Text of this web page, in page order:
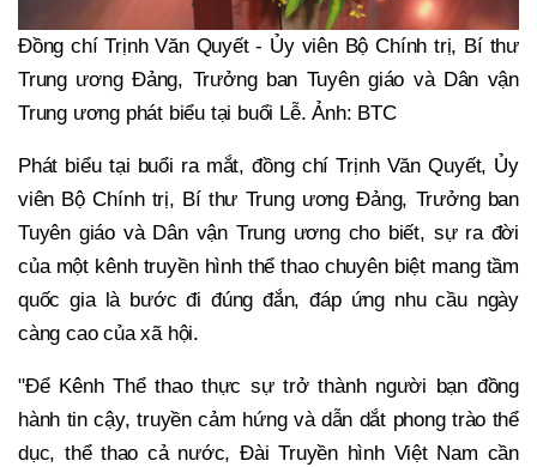
Đồng chí Trịnh Văn Quyết - Ủy viên Bộ Chính trị, Bí thư
Trung ương Đảng, Trưởng ban Tuyên giáo và Dân vận
Trung ương phát biểu tại buổi Lễ. Ảnh: BTC
Phát biểu tại buổi ra mắt, đồng chí Trịnh Văn Quyết, Ủy
viên Bộ Chính trị, Bí thư Trung ương Đảng, Trưởng ban
Tuyên giáo và Dân vận Trung ương cho biết, sự ra đời
của một kênh truyền hình thể thao chuyên biệt mang tầm
quốc gia là bước đi đúng đắn, đáp ứng nhu cầu ngày
càng cao của xã hội.
"Để Kênh Thể thao thực sự trở thành người bạn đồng
hành tin cậy, truyền cảm hứng và dẫn dắt phong trào thể
dục, thể thao cả nước, Đài Truyền hình Việt Nam cần